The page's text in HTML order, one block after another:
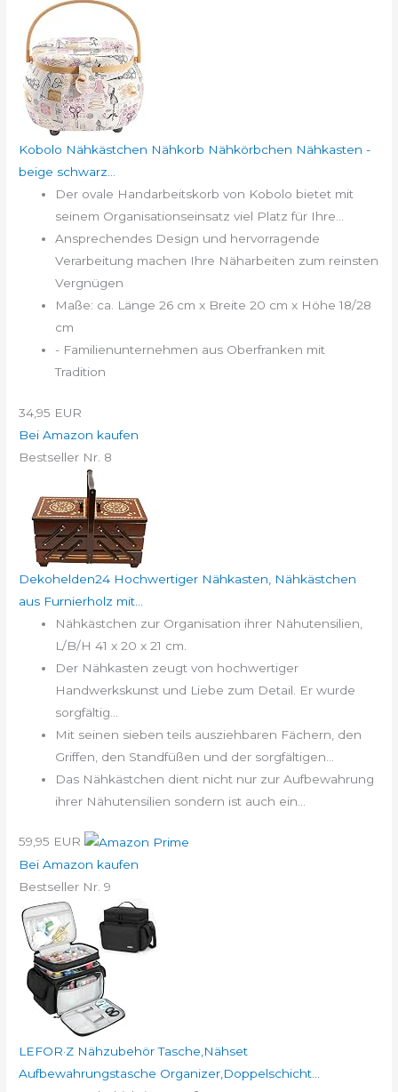
Kobolo Nähkästchen Nähkorb Nähkörbchen Nähkasten -
beige schwarz...
Der ovale Handarbeitskorb von Kobolo bietet mit
seinem Organisationseinsatz viel Platz für Ihre...
Ansprechendes Design und hervorragende
Verarbeitung machen Ihre Näharbeiten zum reinsten
Vergnügen
Maße: ca. Länge 26 cm x Breite 20 cm x Höhe 18/28
cm
- Familienunternehmen aus Oberfranken mit
Tradition
34,95 EUR
Bei Amazon kaufen
Bestseller Nr. 8
Dekohelden24 Hochwertiger Nähkasten, Nähkästchen
aus Furnierholz mit...
Nähkästchen zur Organisation ihrer Nähutensilien,
L/B/H 41 x 20 x 21 cm.
Der Nähkasten zeugt von hochwertiger
Handwerkskunst und Liebe zum Detail. Er wurde
sorgfältig...
Mit seinen sieben teils ausziehbaren Fächern, den
Griffen, den Standfüßen und der sorgfältigen...
Das Nähkästchen dient nicht nur zur Aufbewahrung
ihrer Nähutensilien sondern ist auch ein...
59,95 EUR
Bei Amazon kaufen
Bestseller Nr. 9
LEFOR·Z Nähzubehör Tasche,Nähset
Aufbewahrungstasche Organizer,Doppelschicht...